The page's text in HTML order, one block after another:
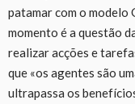
patamar com o modelo
momento é a questão
realizar acções e
que «os agentes são
ultrapassa os